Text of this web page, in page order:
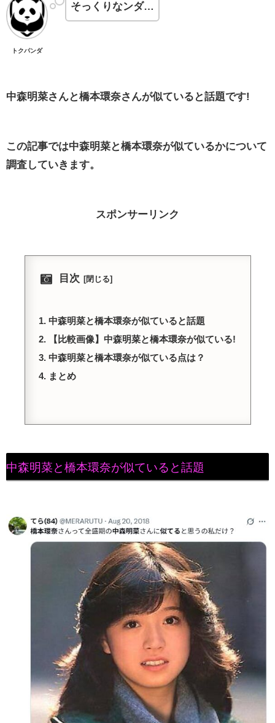
トクパンダ
そっくりなンダ…
中森明菜さんと橋本環奈さんが似ていると話題です!
この記事では中森明菜と橋本環奈が似ているかについて
調査していきます。
スポンサーリンク
目次
中森明菜と橋本環奈が似ていると話題
【比較画像】中森明菜と橋本環奈が似ている!
中森明菜と橋本環奈が似ている点は？
まとめ
中森明菜と橋本環奈が似ていると話題